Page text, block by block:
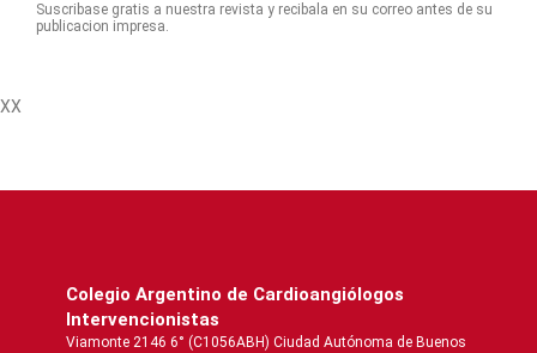
Suscribase gratis a nuestra revista y recibala en su correo antes de su
publicacion impresa.
XX
Colegio Argentino de Cardioangiólogos
Intervencionistas
Viamonte 2146 6° (C1056ABH) Ciudad Autónoma de Buenos